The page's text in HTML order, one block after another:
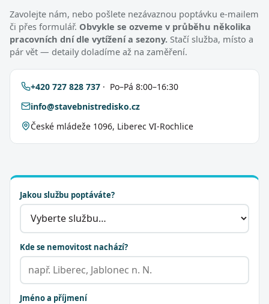
Zavolejte nám, nebo pošlete nezávaznou poptávku e-mailem
či přes formulář. Obvykle se ozveme v průběhu několika
pracovních dní dle vytížení a sezony. Stačí služba, místo a
pár vět — detaily doladíme až na zaměření.
+420 727 828 737 · Po–Pá 8:00–16:30
info@stavebnistredisko.cz
České mládeže 1096, Liberec VI-Rochlice
Jakou službu poptáváte?
Kde se nemovitost nachází?
Jméno a příjmení